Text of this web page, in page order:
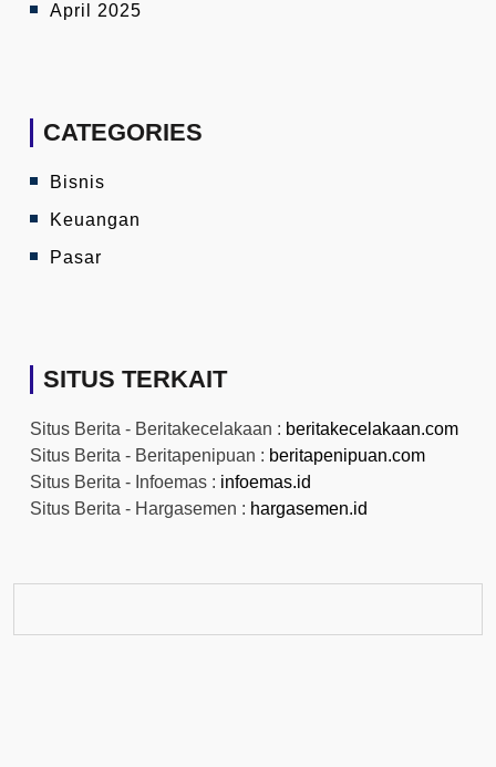
April 2025
CATEGORIES
Bisnis
Keuangan
Pasar
SITUS TERKAIT
Situs Berita - Beritakecelakaan : beritakecelakaan.com
Situs Berita - Beritapenipuan : beritapenipuan.com
Situs Berita - Infoemas : infoemas.id
Situs Berita - Hargasemen : hargasemen.id